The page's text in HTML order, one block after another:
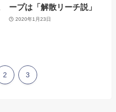
ープは「解散リーチ説」
2020年1月23日
2 3